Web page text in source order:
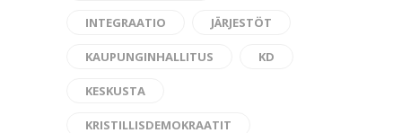
INTEGRAATIO JÄRJESTÖT
KAUPUNGINHALLITUS KD
KESKUSTA
KRISTILLISDEMOKRAATIT